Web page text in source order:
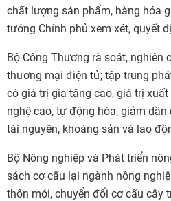
chất lượng sản phẩm, hàng hóa
tướng Chính phủ xem xét, quyết
Bộ Công Thương rà soát, nghiên
thương mại điện tử; tập trung
có giá trị gia tăng cao, giá trị
nghệ cao, tự động hóa, giảm
tài nguyên, khoáng sản và lao
Bộ Nông nghiệp và Phát triển
sách cơ cấu lại ngành nông
thôn mới, chuyển đổi cơ cấu cây